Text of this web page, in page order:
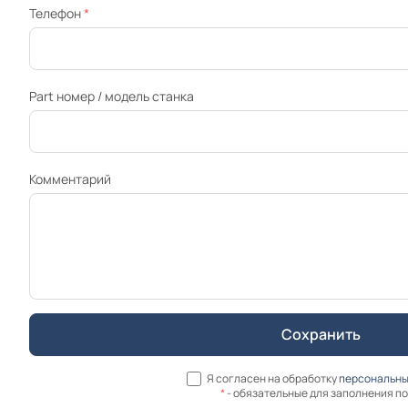
Телефон*
Part номер / модель станка
Комментарий
Я согласен на обработку
*- обязательные для заполнения